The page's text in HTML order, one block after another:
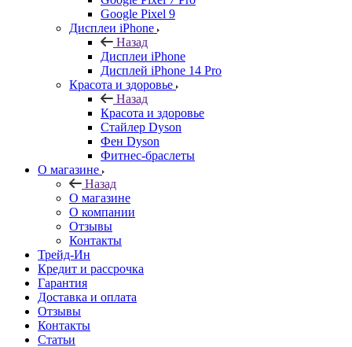
Google Pixel 9
Дисплеи iPhone
Назад
Дисплеи iPhone
Дисплей iPhone 14 Pro
Красота и здоровье
Назад
Красота и здоровье
Стайлер Dyson
Фен Dyson
Фитнес-браслеты
О магазине
Назад
О магазине
О компании
Отзывы
Контакты
Трейд-Ин
Кредит и рассрочка
Гарантия
Доставка и оплата
Отзывы
Контакты
Статьи